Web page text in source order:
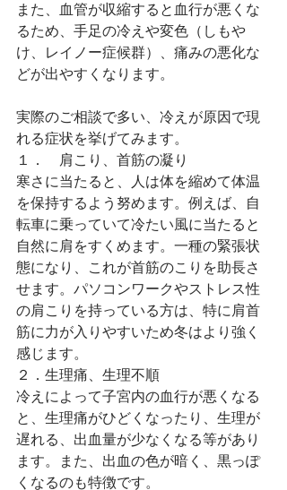
また、血管が収縮すると血行が悪くな
るため、手足の冷えや変色（しもや
け、レイノー症候群）、痛みの悪化な
どが出やすくなります。
実際のご相談で多い、冷えが原因で現
れる症状を挙げてみます。
１．　肩こり、首筋の凝り
寒さに当たると、人は体を縮めて体温
を保持するよう努めます。例えば、自
転車に乗っていて冷たい風に当たると
自然に肩をすくめます。一種の緊張状
態になり、これが首筋のこりを助長さ
せます。パソコンワークやストレス性
の肩こりを持っている方は、特に肩首
筋に力が入りやすいため冬はより強く
感じます。
２．生理痛、生理不順
冷えによって子宮内の血行が悪くなる
と、生理痛がひどくなったり、生理が
遅れる、出血量が少なくなる等があり
ます。また、出血の色が暗く、黒っぽ
くなるのも特徴です。